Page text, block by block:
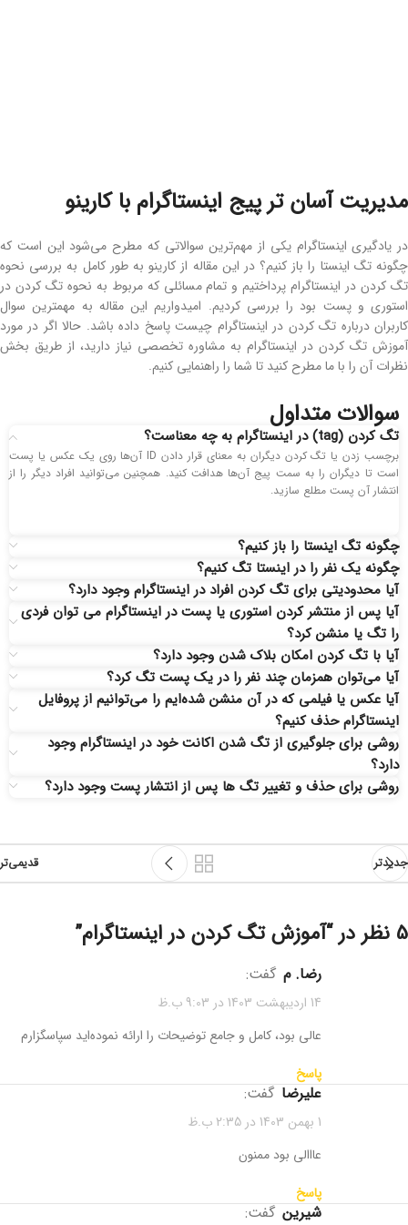
مدیریت آسان تر پیج اینستاگرام با کارینو
در یادگیری اینستاگرام یکی از مهم‌ترین سوالاتی که مطرح می‌شود این است که
چگونه تگ اینستا را باز کنیم؟ در این مقاله از کارینو به طور کامل به بررسی نحوه
تگ كردن در اينستاگرام پرداختیم و تمام مسائلی که مربوط به نحوه تگ کردن در
استوری و پست بود را بررسی کردیم. امیدواریم این مقاله به مهمترین سوال
کاربران درباره تگ كردن در اينستاگرام چیست پاسخ داده باشد. حالا اگر در مورد
آموزش تگ كردن در اينستاگرام به مشاوره تخصصی نیاز دارید، از طریق بخش
نظرات آن را با ما مطرح کنید تا شما را راهنمایی کنیم.
سوالات متداول
تگ کردن (tag) در اینستاگرام به چه معناست؟
برچسب زدن یا تگ کردن دیگران به معنای قرار دادن ID آن‌ها روی یک عکس یا پست
است تا دیگران را به سمت پیج آن‌ها هدافت کنید. همچنین می‌توانید افراد دیگر را از
انتشار آن پست مطلع سازید.
چگونه تگ اینستا را باز کنیم؟
چگونه یک نفر را در اینستا تگ کنیم؟
آیا محدودیتی برای تگ کردن افراد در اینستاگرام وجود دارد؟
آیا پس از منتشر کردن استوری یا پست در اینستاگرام می‌ توان فردی
را تگ یا منشن کرد؟
آیا با تگ کردن امکان بلاک شدن وجود دارد؟
آیا می‌توان همزمان چند نفر را در یک پست تگ کرد؟
آیا عکس یا فیلمی که در آن منشن شده‌ایم را می‌توانیم از پروفایل
اینستاگرام حذف کنیم؟
روشی برای جلوگیری از تگ شدن اکانت خود در اینستاگرام وجود
دارد؟
روشی برای حذف و تغییر تگ‌ ها پس از انتشار پست وجود دارد؟
جدیدتر قدیمی‌تر
5 نظر در “ آموزش تگ كردن در اينستاگرام”
رضا. م گفت:
14 اردیبهشت 1403 در 9:03 ب.ظ
عالی بود، کامل و جامع توضیحات را ارائه نموده‌اید سپاسگزارم
پاسخ
علیرضا گفت:
1 بهمن 1403 در 2:35 ب.ظ
عااالی بود ممنون
پاسخ
شیرین گفت: